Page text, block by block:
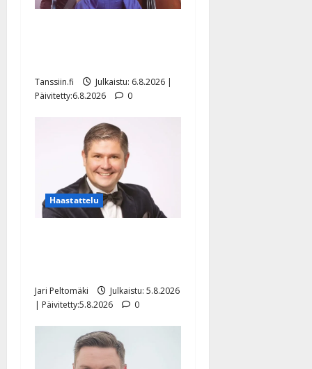
Tanssiin.fi
Julkaistu: 6.8.2026 |
Päivitetty:6.8.2026
0
Haastattelu
Jari Peltomäki
Julkaistu: 5.8.2026
| Päivitetty:5.8.2026
0